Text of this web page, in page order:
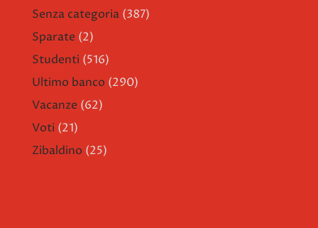
Senza categoria (387)
Sparate (2)
Studenti (516)
Ultimo banco (290)
Vacanze (62)
Voti (21)
Zibaldino (25)